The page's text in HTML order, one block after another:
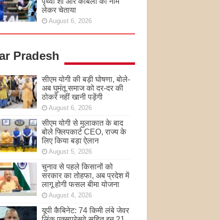
लेकर चेताया
August 6, 2026
Pradesh
सीएम योगी की बड़ी घोषणा, बोले-
अब घुमंतू समाज को दर-दर की
ठोकरें नहीं खानी पड़ेंगी
August 6, 2026
सीएम योगी से मुलाकात के बाद
बोले फ्लिपकार्ट CEO, राज्य के
लिए किया बड़ा ऐलान
August 5, 2026
चुनाव से पहले किसानों को
सरकार का तोहफा, अब प्रदेश में
लागू होगी फसल बीमा योजना
August 4, 2026
यूपी कैबिनेट: 74 किमी लंबे जेवर